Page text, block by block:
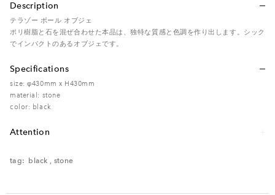
Description
テラゾー ボール オブジェ
ポリ樹脂と石を混ぜ合わせた本品は、独特な質感と色調を作り出します。シック
でインパクトのあるオブジェです。
Specifications
size: φ430mm x H430mm
material: stone
color: black
Attention
ださい。
tag: black , stone